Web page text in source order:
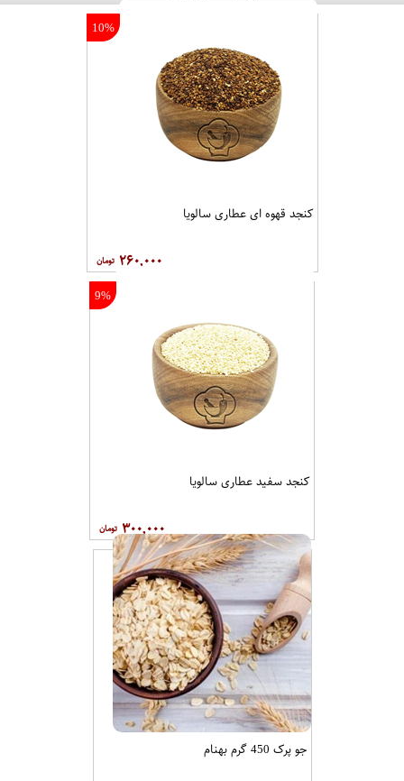
10%
کنجد قهوه ای عطاری سالویا
۲۶۰,۰۰۰
9%
کنجد سفید عطاری سالویا
۳۰۰,۰۰۰
جو پرک 450 گرم بهنام